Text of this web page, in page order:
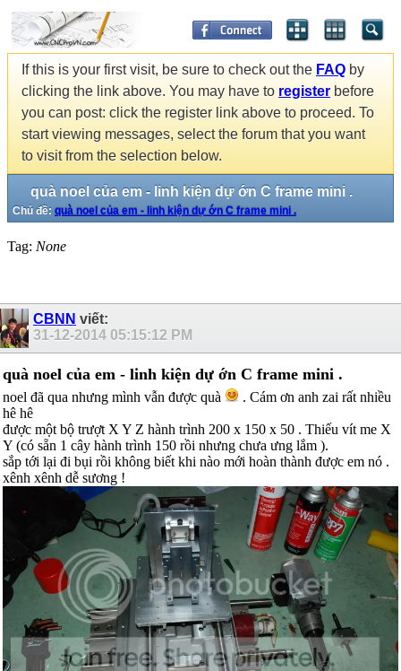
If this is your first visit, be sure to check out the FAQ by
clicking the link above. You may have to register before
you can post: click the register link above to proceed. To
start viewing messages, select the forum that you want
to visit from the selection below.
quà noel của em - linh kiện dự ớn C frame mini .
Chủ đề: quà noel của em - linh kiện dự ớn C frame mini .
Tag: None
CBNN viết:
31-12-2014 05:15:12 PM
quà noel của em - linh kiện dự ớn C frame mini .
noel đã qua nhưng mình vẫn được quà
. Cám ơn anh zai rất nhiều
hê hê
được một bộ trượt X Y Z hành trình 200 x 150 x 50 . Thiếu vít me X
Y (có sẵn 1 cây hành trình 150 rồi nhưng chưa ưng lắm ).
sắp tới lại đi bụi rồi không biết khi nào mới hoàn thành được em nó .
xênh xênh dễ sương !